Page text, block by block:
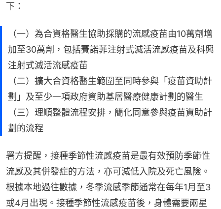
下：
（一）為合資格醫生協助採購的流感疫苗由10萬劑增
加至30萬劑，包括賽諾菲注射式滅活流感疫苗及科興
注射式滅活流感疫苗
（二）擴大合資格醫生範圍至同時參與「疫苗資助計
劃」及至少一項政府資助基層醫療健康計劃的醫生
（三）理順整體流程安排，簡化同意參與疫苗資助計
劃的流程
署方提醒，接種季節性流感疫苗是最有效預防季節性
流感及其併發症的方法，亦可減低入院及死亡風險。
根據本地過往數據，冬季流感季節通常在每年1月至3
或4月出現。接種季節性流感疫苗後，身體需要兩星